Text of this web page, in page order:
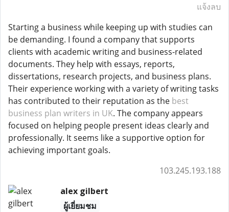
แจ้งลบ
Starting a business while keeping up with studies can
be demanding. I found a company that supports
clients with academic writing and business-related
documents. They help with essays, reports,
dissertations, research projects, and business plans.
Their experience working with a variety of writing tasks
has contributed to their reputation as the best
business plan writers in UK. The company appears
focused on helping people present ideas clearly and
professionally. It seems like a supportive option for
achieving important goals.
103.245.193.188
alex gilbert
ผู้เยี่ยมชม